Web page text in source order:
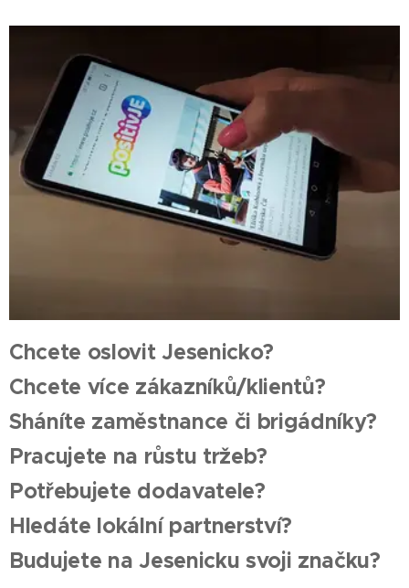
Chcete oslovit Jesenicko?
Chcete více zákazníků/klientů?
Sháníte zaměstnance či brigádníky?
Pracujete na růstu tržeb?
Potřebujete dodavatele?
Hledáte lokální partnerství?
Budujete na Jesenicku svoji značku?